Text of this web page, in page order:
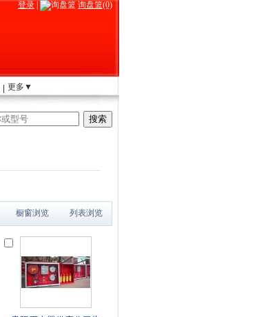
登录 询盘篮(0)
更多▼
橱窗浏览 列表浏览